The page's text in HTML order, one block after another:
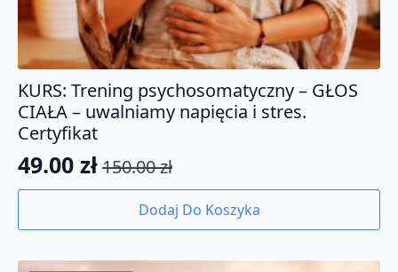
KURS: Trening psychosomatyczny – GŁOS
CIAŁA – uwalniamy napięcia i stres.
Certyfikat
150.00zł
Pierwotna
wynosiła:
150.00 zł.
49.00 zł
Aktualna
wynosi:
49.00 zł.
Dodaj Do Koszyka